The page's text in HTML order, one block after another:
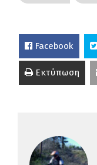
Facebook
Εκτύπωση